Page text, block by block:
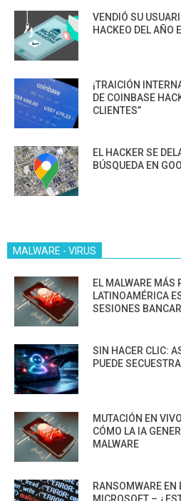
VENDIÓ SU
HACKEO DEL AÑO
¡TRAICIÓN
DE COINBASE
CLIENTES”
EL HACKER SE
BÚSQUEDA EN
MALWARE - VIRUS
EL MALWARE MÁS
LATINOAMÉRICA
SESIONES
SIN HACER CLIC:
PUEDE
MUTACIÓN EN
CÓMO LA IA
MALWARE
RANSOMWARE EN